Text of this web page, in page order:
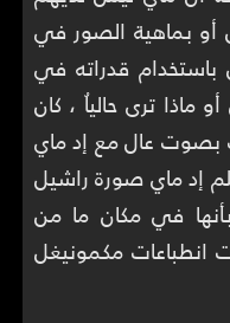
أو بماهية الصور في
باستخدام قدراته في
ماذا ترى حالياُ ، كان
عال مع إد ماي
إد ماي صورة راشيل
في مكان ما من
مكمونيغل